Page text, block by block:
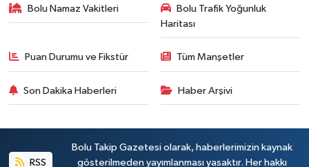
Bolu Namaz Vakitleri
Bolu Trafik Yoğunluk
Haritası
Puan Durumu ve Fikstür Tüm Manşetler
Son Dakika Haberleri Haber Arşivi
RSS
Bolu Takip Gazetesi olarak, haberlerimizin kaynak
gösterilmeden yayımlanması yasaktır. Her hakkı